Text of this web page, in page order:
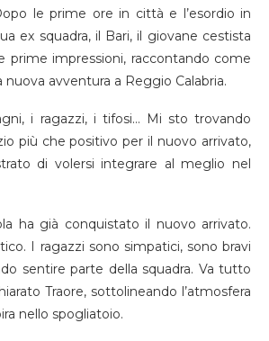
le prime ore in città e l’esordio in
ex squadra, il Bari, il giovane cestista
prime impressioni, raccontando come
avventura a Reggio Calabria.
i ragazzi, i tifosi… Mi sto trovando
più che positivo per il nuovo arrivato,
di volersi integrare al meglio nel
ha già conquistato il nuovo arrivato.
I ragazzi sono simpatici, sono bravi
sentire parte della squadra. Va tutto
Traore, sottolineando l’atmosfera
nello spogliatoio.